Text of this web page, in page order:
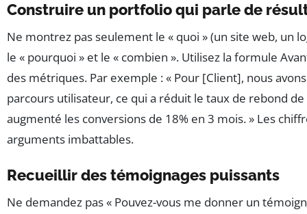
Construire un portfolio qui parle de
Ne montrez pas seulement le « quoi » (un site web, un
le « pourquoi » et le « combien ». Utilisez la formule
des métriques. Par exemple : « Pour [Client], nous
parcours utilisateur, ce qui a réduit le taux de rebond de
augmenté les conversions de 18% en 3 mois. » Les
arguments imbattables.
Recueillir des témoignages puissants
Ne demandez pas « Pouvez-vous me donner un